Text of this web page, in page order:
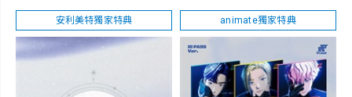
安利美特獨家特典 animate獨家特典